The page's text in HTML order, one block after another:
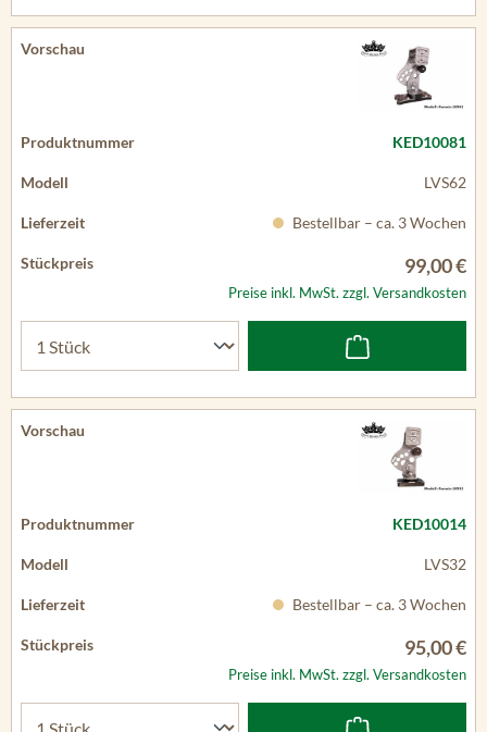
KED10081
LVS62
Bestellbar – ca. 3 Wochen
99,00 €
Preise inkl. MwSt. zzgl. Versandkosten
KED10014
LVS32
Bestellbar – ca. 3 Wochen
95,00 €
Preise inkl. MwSt. zzgl. Versandkosten